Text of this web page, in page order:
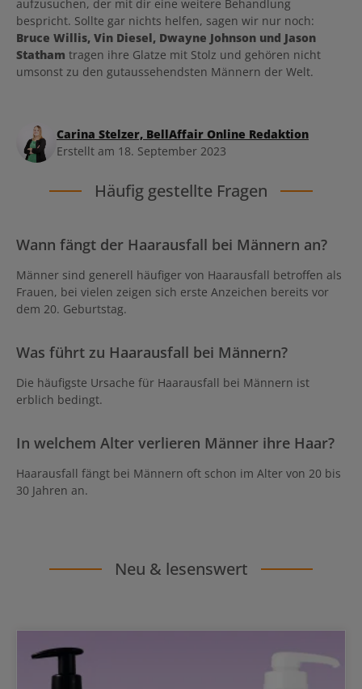
aufzusuchen, der mit dir eine weitere Behandlung
bespricht. Sollte gar nichts helfen, sagen wir nur noch:
Bruce Willis, Vin Diesel, Dwayne Johnson und Jason
Statham tragen ihre Glatze mit Stolz und gehören nicht
umsonst zu den gutaussehendsten Männern der Welt.
Carina Stelzer, BellAffair Online Redaktion
Erstellt am 18. September 2023
Häufig gestellte Fragen
Wann fängt der Haarausfall bei Männern an?
Männer sind generell häufiger von Haarausfall betroffen als
Frauen, bei vielen zeigen sich erste Anzeichen bereits vor
dem 20. Geburtstag.
Was führt zu Haarausfall bei Männern?
Die häufigste Ursache für Haarausfall bei Männern ist
erblich bedingt.
In welchem Alter verlieren Männer ihre Haar?
Haarausfall fängt bei Männern oft schon im Alter von 20 bis
30 Jahren an.
Neu & lesenswert